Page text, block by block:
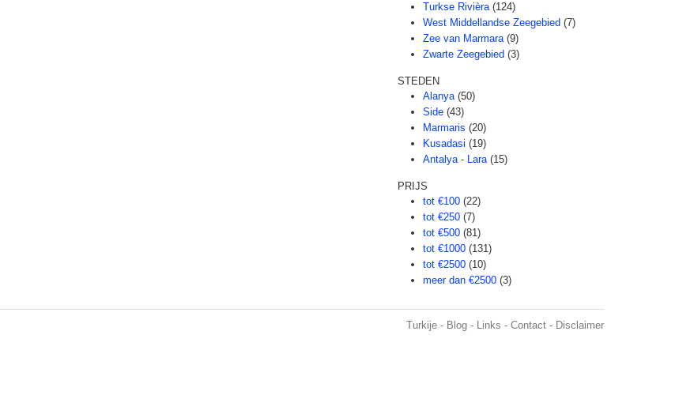
Turkse Rivièra (124)
West Middellandse Zeegebied (7)
Zee van Marmara (9)
Zwarte Zeegebied (3)
STEDEN
Alanya (50)
Side (43)
Marmaris (20)
Kusadasi (19)
Antalya - Lara (15)
PRIJS
tot €100 (22)
tot €250 (7)
tot €500 (81)
tot €1000 (131)
tot €2500 (10)
meer dan €2500 (3)
Turkije - Blog - Links - Contact - Disclaimer